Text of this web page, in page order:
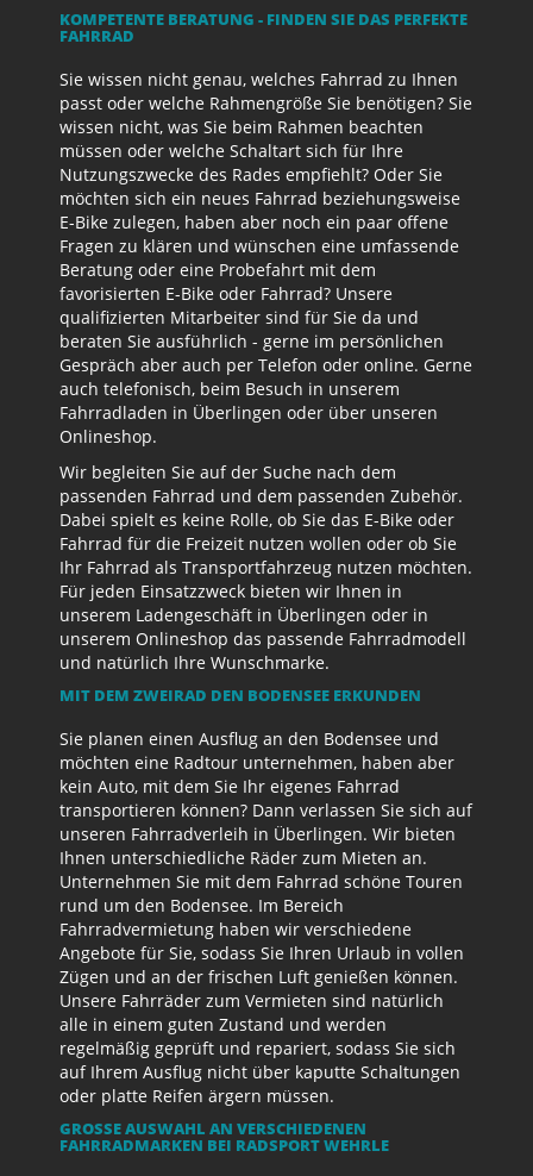
KOMPETENTE BERATUNG - FINDEN SIE DAS PERFEKTE
FAHRRAD
Sie wissen nicht genau, welches Fahrrad zu Ihnen
passt oder welche Rahmengröße Sie benötigen? Sie
wissen nicht, was Sie beim Rahmen beachten
müssen oder welche Schaltart sich für Ihre
Nutzungszwecke des Rades empfiehlt? Oder Sie
möchten sich ein neues Fahrrad beziehungsweise
E-Bike zulegen, haben aber noch ein paar offene
Fragen zu klären und wünschen eine umfassende
Beratung oder eine Probefahrt mit dem
favorisierten E-Bike oder Fahrrad? Unsere
qualifizierten Mitarbeiter sind für Sie da und
beraten Sie ausführlich - gerne im persönlichen
Gespräch aber auch per Telefon oder online. Gerne
auch telefonisch, beim Besuch in unserem
Fahrradladen in Überlingen oder über unseren
Onlineshop.
Wir begleiten Sie auf der Suche nach dem
passenden Fahrrad und dem passenden Zubehör.
Dabei spielt es keine Rolle, ob Sie das E-Bike oder
Fahrrad für die Freizeit nutzen wollen oder ob Sie
Ihr Fahrrad als Transportfahrzeug nutzen möchten.
Für jeden Einsatzzweck bieten wir Ihnen in
unserem Ladengeschäft in Überlingen oder in
unserem Onlineshop das passende Fahrradmodell
und natürlich Ihre Wunschmarke.
MIT DEM ZWEIRAD DEN BODENSEE ERKUNDEN
Sie planen einen Ausflug an den Bodensee und
möchten eine Radtour unternehmen, haben aber
kein Auto, mit dem Sie Ihr eigenes Fahrrad
transportieren können? Dann verlassen Sie sich auf
unseren Fahrradverleih in Überlingen. Wir bieten
Ihnen unterschiedliche Räder zum Mieten an.
Unternehmen Sie mit dem Fahrrad schöne Touren
rund um den Bodensee. Im Bereich
Fahrradvermietung haben wir verschiedene
Angebote für Sie, sodass Sie Ihren Urlaub in vollen
Zügen und an der frischen Luft genießen können.
Unsere Fahrräder zum Vermieten sind natürlich
alle in einem guten Zustand und werden
regelmäßig geprüft und repariert, sodass Sie sich
auf Ihrem Ausflug nicht über kaputte Schaltungen
oder platte Reifen ärgern müssen.
GROSSE AUSWAHL AN VERSCHIEDENEN F
AHRRADMARKEN BEI RADSPORT WEHRLE